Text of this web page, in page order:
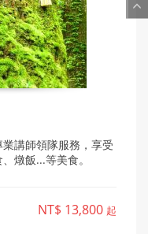
講師領隊服務，享受
燉飯...等美食。
NT$ 13,800 起